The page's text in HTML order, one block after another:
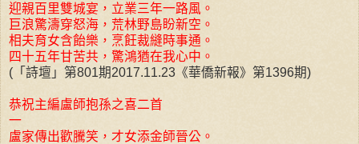
迎親百里雙城宴，立業三年一路風。
巨浪驚濤穿怒海，荒林野島盼新空。
相夫育女含飴樂，烹飪裁縫時事通。
四十五年甘苦共，驚鴻猶在我心中。
(「詩壇」第801期2017.11.23《華僑新報》第1396期)
恭祝主編盧師抱孫之喜二首
一
盧家傳出歡騰笑，才女添金師晉公。